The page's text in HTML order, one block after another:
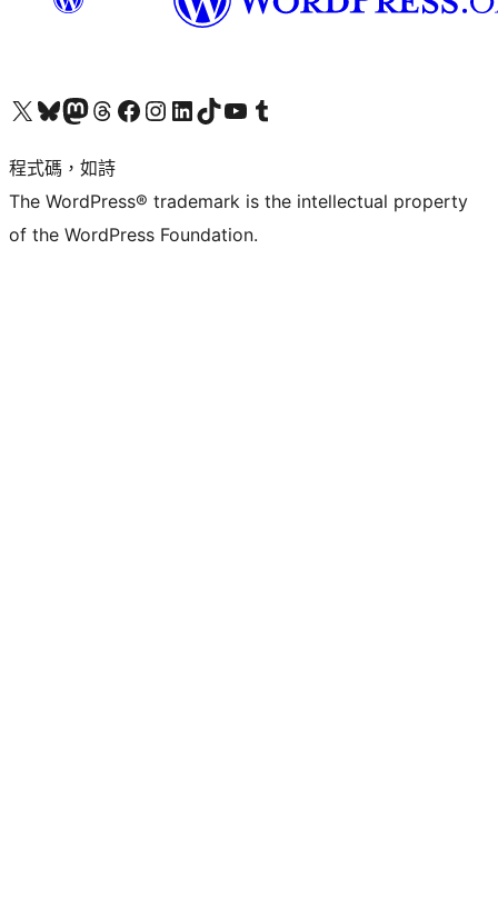
查看我們的 X (之前的 Twitter) 帳號造訪我們的 Bluesky 帳號造訪我們的 Mastodon 帳號造訪我們的 Threads 帳號 造訪我們的 Facebook 粉絲專頁Visit our Instagram account
Visit our LinkedIn account
造訪我們的 TikTok 帳號Visit our YouTube channel
造訪我們的 Tumblr 帳號
程式碼，如詩
The WordPress® trademark is the intellectual property
of the WordPress Foundation.